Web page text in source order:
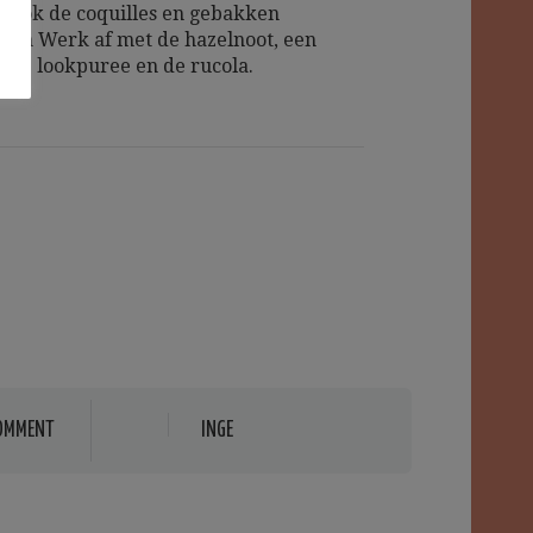
de coquilles en gebakken
Werk af met de hazelnoot, een
de lookpuree en de rucola.
INGE